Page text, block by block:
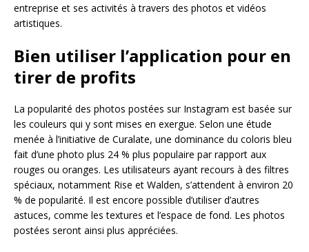
entreprise et ses activités à travers des photos et vidéos
artistiques.
Bien utiliser l’application pour en
tirer de profits
La popularité des photos postées sur Instagram est basée sur
les couleurs qui y sont mises en exergue. Selon une étude
menée à l’initiative de Curalate, une dominance du coloris bleu
fait d’une photo plus 24 % plus populaire par rapport aux
rouges ou oranges. Les utilisateurs ayant recours à des filtres
spéciaux, notamment Rise et Walden, s’attendent à environ 20
% de popularité. Il est encore possible d’utiliser d’autres
astuces, comme les textures et l’espace de fond. Les photos
postées seront ainsi plus appréciées.